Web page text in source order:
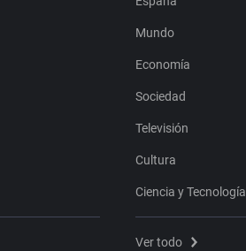
Mundo
Economía
Sociedad
Televisión
Cultura
Ciencia y Tecnología
Ver todo